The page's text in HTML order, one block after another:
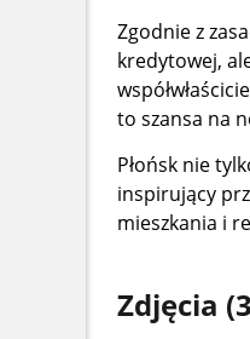
Zgodnie z
kredytowej,
to szansa na
Płońsk nie
inspirujący
mieszkania i
Zdjęcia